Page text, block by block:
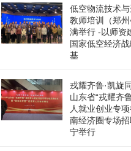
低空物流技术
教师培训（郑
满举行 -以师资
国家低空经济
基
戎耀齐鲁·凯
山东省“戎耀齐
人就业创业专
南经济圈专场
宁举行